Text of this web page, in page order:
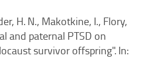
H. N., Makotkine, I., Flory,
and paternal PTSD on
survivor offspring". In: